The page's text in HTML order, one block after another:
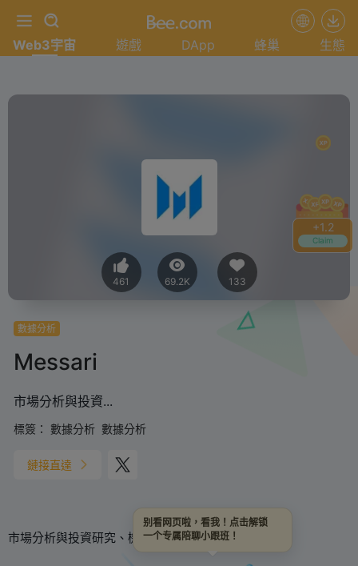
+1.4
Claim
Web3宇宙 遊戲 DApp 蜂巢 生態
461 69.2K 133
數據分析
Messari
市場分析與投資...
標簽： 數據分析 數據分析
鏈接直達
市場分析與投資研究、機構項目等綜合查詢
别看网页啦，看我！点击解锁
一个专属陪聊小跟班！